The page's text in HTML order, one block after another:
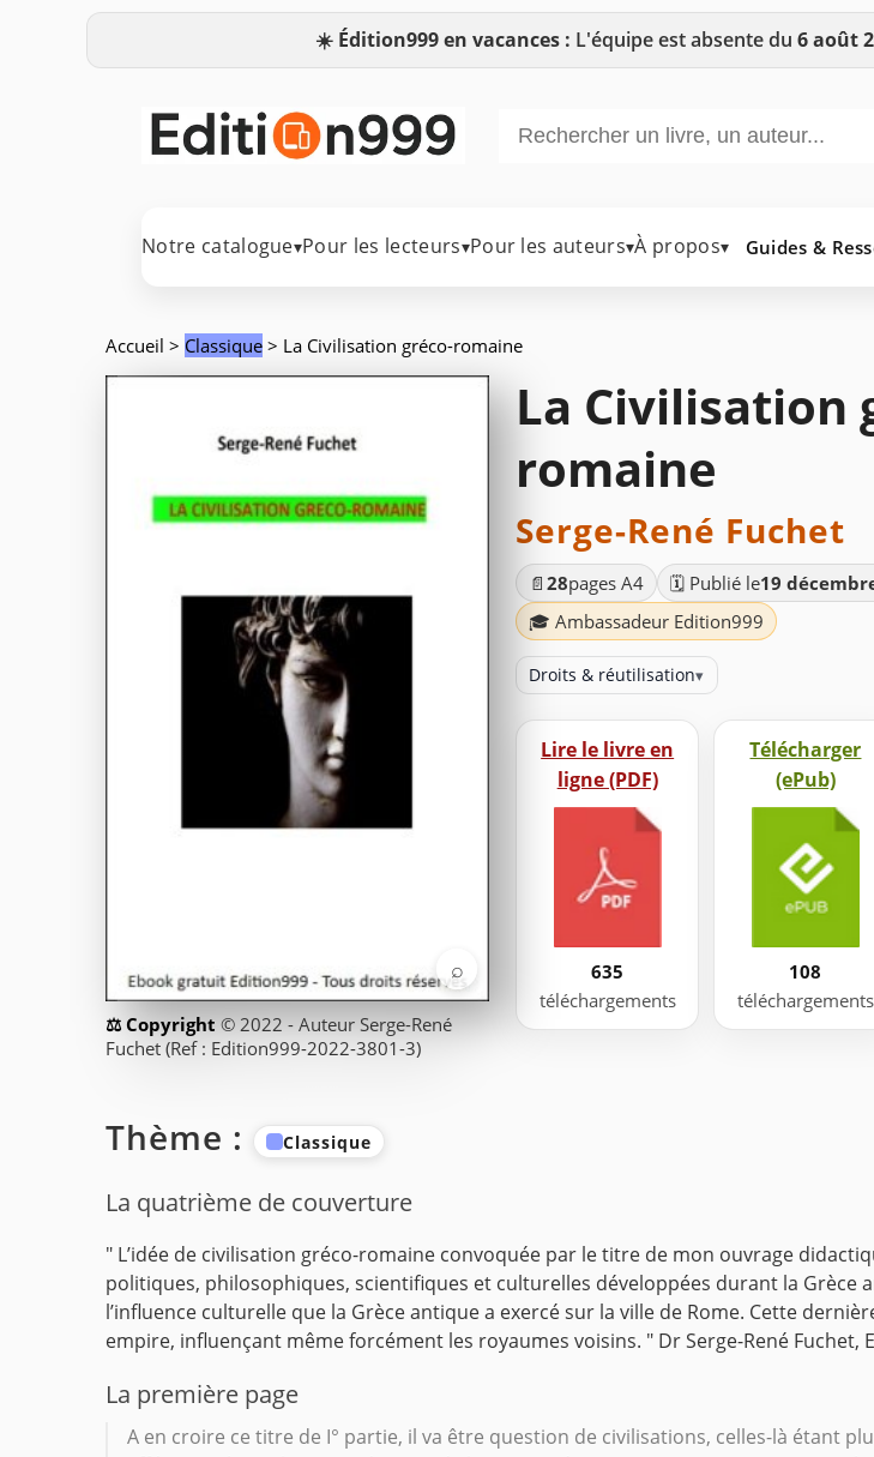
☀️ Édition999 en vacances : L'équipe est absente du 6 août
Notre catalogue▾Pour les lecteurs▾Pour les auteurs▾À propos▾ Guides &
Accueil > Classique > La Civilisation gréco-romaine
⌕
© 2022 - Auteur Serge-René
Fuchet (Ref : Edition999-2022-3801-3)
La Civilisation
romaine
Serge-René Fuchet
📄 28pages A4 🗓️ Publié le19
🎓 Ambassadeur Edition999
Droits & réutilisation▾
Lire le livre en
ligne (PDF)
635
téléchargements
Télécharger
(ePub)
108
téléchargements
Thème : Classique
La quatrième de couverture
" L’idée de civilisation gréco-romaine convoquée par le titre de mon ouvrage
politiques, philosophiques, scientifiques et culturelles développées durant la Grèce
l’influence culturelle que la Grèce antique a exercé sur la ville de Rome. Cette
empire, influençant même forcément les royaumes voisins. " Dr Serge-René Fuchet,
La première page
A en croire ce titre de I° partie, il va être question de civilisations, celles-là étant